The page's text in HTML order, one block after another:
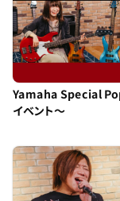
Yamaha Special
イベント～